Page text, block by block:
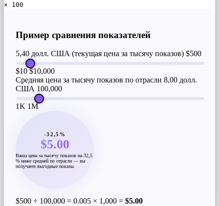
× 100
Пример сравнения показателей
5,40 долл. США (текущая цена за тысячу показов) $500
$10 $10,000
Средняя цена за тысячу показов по отрасли 8,00 долл.
США 100,000
1K 1M
-32,5%
$5.00
Ваша цена за тысячу показов на 32,5
% ниже средней по отрасли — вы
получаете выгодные показы.
$500 ÷ 100,000 = 0.005 × 1,000 = $5.00